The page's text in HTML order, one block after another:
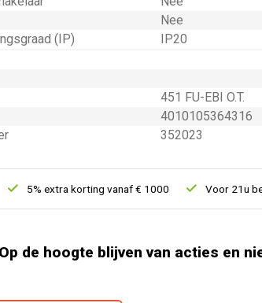
Nee
(IP)
IP20
451 FU-EBI O.T.
4010105364316
352023
5% extra korting vanaf € 1000 Voor 21u
Op de hoogte blijven van acties en